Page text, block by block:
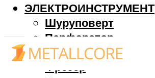
ЭЛЕКТРОИНСТРУМЕНТ
Шуруповерт
Перфоратор
Дрель
Фрезер